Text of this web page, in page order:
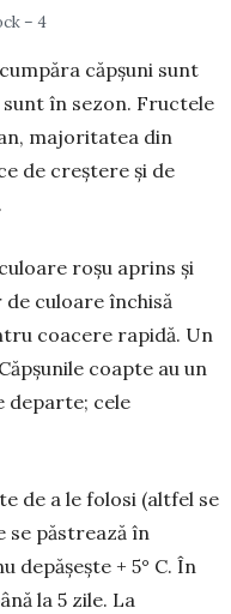
– 4
căpșuni sunt
în sezon. Fructele
majoritatea din
de creștere și de
roșu aprins și
culoare închisă
coacere rapidă. Un
coapte au un
departe; cele
de a le folosi (altfel se
se păstrează în
+ 5° C. În
la 5 zile. La